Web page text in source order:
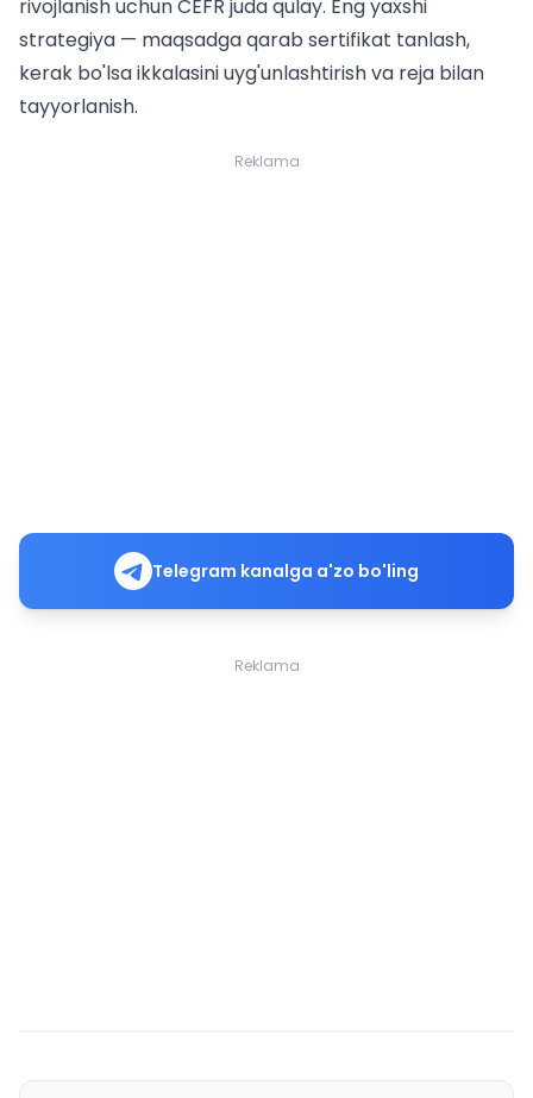
rivojlanish uchun CEFR juda qulay. Eng yaxshi
strategiya — maqsadga qarab sertifikat tanlash,
kerak bo'lsa ikkalasini uyg'unlashtirish va reja bilan
tayyorlanish.
Reklama
Telegram kanalga a'zo bo'ling
Reklama